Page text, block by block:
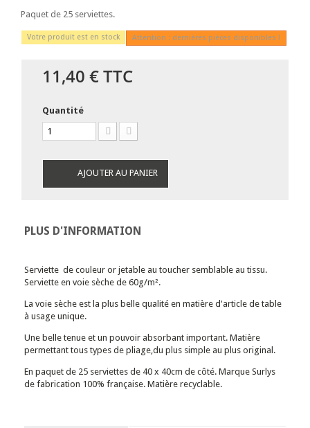
Paquet de 25 serviettes.
Votre produit est en stock Attention : dernières pièces disponibles !
11,40 €TTC
Quantité
AJOUTER AU PANIER
PLUS D'INFORMATION
Serviette de couleur or jetable au toucher semblable au tissu.
Serviette en voie sèche de 60g/m².
La voie sèche est la plus belle qualité en matière d'article de table
à usage unique.
Une belle tenue et un pouvoir absorbant important. Matière
permettant tous types de pliage,du plus simple au plus original.
En paquet de 25 serviettes de 40 x 40cm de côté. Marque Surlys
de fabrication 100% française. Matière recyclable.